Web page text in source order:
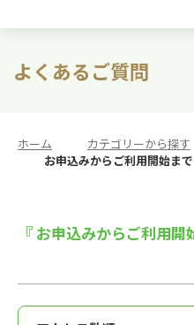
よくあるご質問
ホーム カテゴリーから探す
お申込みからご利用開始まで
『 お申込みからご利用